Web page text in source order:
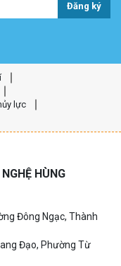
Đăng ký
lực
HÙNG
Đông Ngạc, Thành
Đạo, Phường Từ